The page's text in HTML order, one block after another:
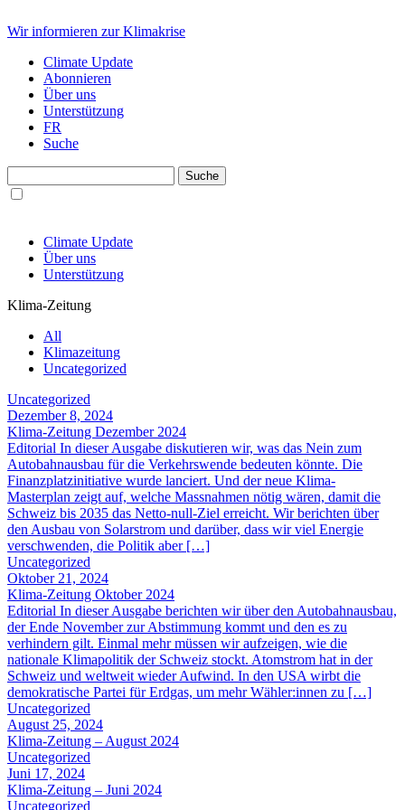
Wir informieren zur Klimakrise
Climate Update
Abonnieren
Über uns
Unterstützung
FR
Suche
Climate Update
Über uns
Unterstützung
Klima-Zeitung
All
Klimazeitung
Uncategorized
Uncategorized
Dezember 8, 2024
Klima-Zeitung Dezember 2024
Editorial In dieser Ausgabe diskutieren wir, was das Nein zum
Autobahnausbau für die Verkehrswende bedeuten könnte. Die
Finanzplatzinitiative wurde lanciert. Und der neue Klima-
Masterplan zeigt auf, welche Massnahmen nötig wären, damit die
Schweiz bis 2035 das Netto-null-Ziel erreicht. Wir berichten über
den Ausbau von Solarstrom und darüber, dass wir viel Energie
verschwenden, die Politik aber […]
Uncategorized
Oktober 21, 2024
Klima-Zeitung Oktober 2024
Editorial In dieser Ausgabe berichten wir über den Autobahnausbau,
der Ende November zur Abstimmung kommt und den es zu
verhindern gilt. Einmal mehr müssen wir aufzeigen, wie die
nationale Klimapolitik der Schweiz stockt. Atomstrom hat in der
Schweiz und weltweit wieder Aufwind. In den USA wirbt die
demokratische Partei für Erdgas, um mehr Wähler:innen zu […]
Uncategorized
August 25, 2024
Klima-Zeitung – August 2024
Uncategorized
Juni 17, 2024
Klima-Zeitung – Juni 2024
Uncategorized